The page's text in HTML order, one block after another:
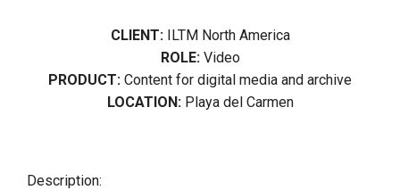
CLIENT:ILTM North America
ROLE:Video
PRODUCT: Content for digital media and archive
LOCATION:Playa del Carmen
Description: